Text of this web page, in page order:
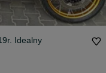
Idealny